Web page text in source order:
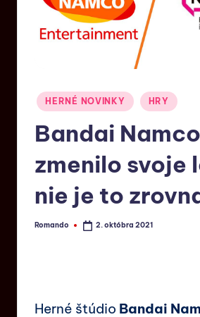
HERNÉ NOVINKY HRY
Bandai Namco
zmenilo svoje
nie je to
Romando 2. októbra 2021
Herné štúdio Bandai